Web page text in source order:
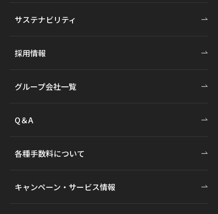
サステナビリティ
採用情報
グループ会社一覧
Q＆A
各種手数料について
キャンペーン・サービス情報